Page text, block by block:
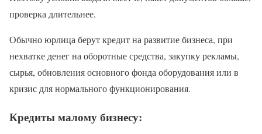
проверка длительнее.
Обычно юрлица берут кредит на развитие бизнеса, при
нехватке денег на оборотные средства, закупку рекламы,
сырья, обновления основного фонда оборудования или в
кризис для нормального функционирования.
Кредиты малому бизнесу: